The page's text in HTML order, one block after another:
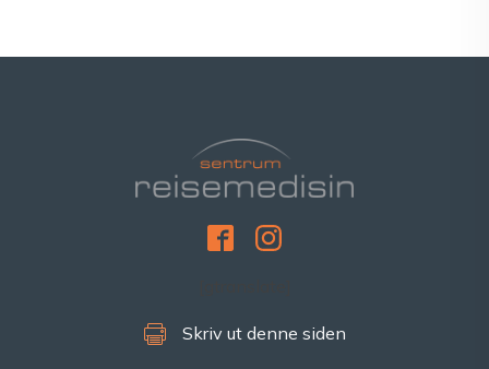
Skriv ut denne siden